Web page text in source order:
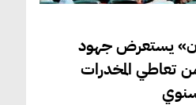
يستعرض جهود
تعاطي المخدرات